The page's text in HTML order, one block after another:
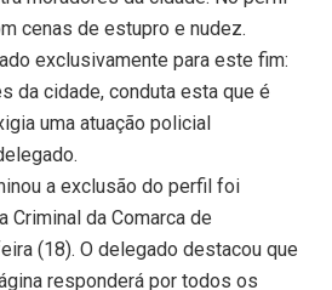
cenas de estupro e nudez.
exclusivamente para este fim:
da cidade, conduta esta que é
uma atuação policial
a exclusão do perfil foi
Criminal da Comarca de
(18). O delegado destacou que
responderá por todos os